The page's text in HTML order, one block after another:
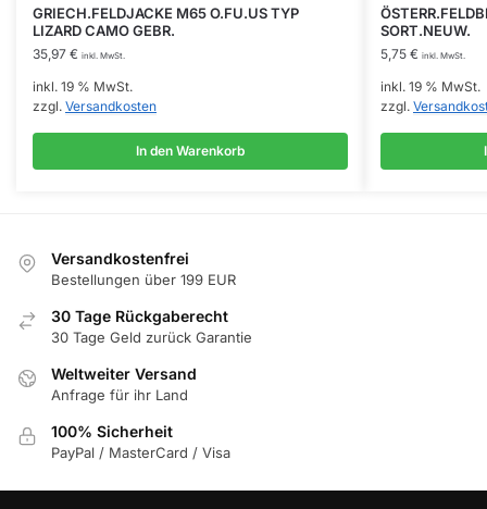
GRIECH.FELDJACKE M65 O.FU.US TYP
LIZARD CAMO GEBR.
35,97 € inkl. MwSt.
inkl. 19 % MwSt.
zzgl. Versandkosten
In den Warenkorb
SORT.NEUW.
5,75 € inkl. MwSt.
inkl. 19 % MwSt.
zzgl.
Versandkostenfrei
Bestellungen über 199 EUR
30 Tage Rückgaberecht
30 Tage Geld zurück Garantie
Weltweiter Versand
Anfrage für ihr Land
100% Sicherheit
PayPal / MasterCard / Visa